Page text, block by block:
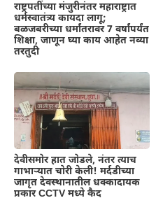
राष्ट्रपतींच्या मंजुरीनंतर महाराष्ट्रात
धर्मस्वातंत्र्य कायदा लागू;
बळजबरीच्या धर्मांतरावर 7 वर्षांपर्यंत
शिक्षा, जाणून घ्या काय आहेत नव्या
तरतुदी
देवीसमोर हात जोडले, नंतर त्याच
गाभाऱ्यात चोरी केली! मर्दडीच्या
जागृत देवस्थानातील धक्कादायक
प्रकार CCTV मध्ये कैद